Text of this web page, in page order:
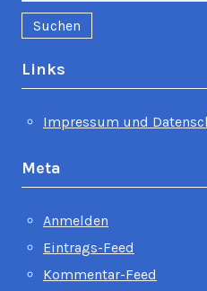
nach:
Links
Impressum und
Meta
Anmelden
Eintrags-Feed
Kommentar-Feed